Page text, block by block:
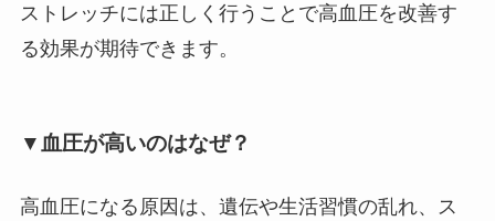
ストレッチには正しく行うことで高血圧を改善す
る効果が期待できます。
▼血圧が高いのはなぜ？
高血圧になる原因は、遺伝や生活習慣の乱れ、ス